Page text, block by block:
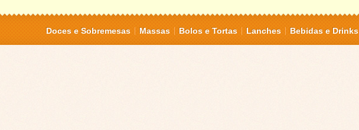
Doces e Sobremesas Massas Bolos e Tortas Lanches Bebidas e Drinks